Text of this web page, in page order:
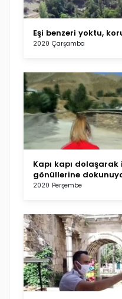
Eşi benzeri yoktu,
2020 Çarşamba
Kapı kapı
gönüllerine
2020 Perşembe